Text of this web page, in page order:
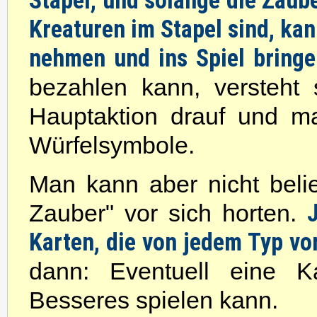
Kreaturen im Stapel sind,
nehmen und ins Spiel
bezahlen kann,
Hauptaktion drauf und
Würfelsymbole.
Man kann aber nicht
Zauber" vor sich horten.
Karten, die von jedem Typ
dann: Eventuell eine
Besseres spielen kann.